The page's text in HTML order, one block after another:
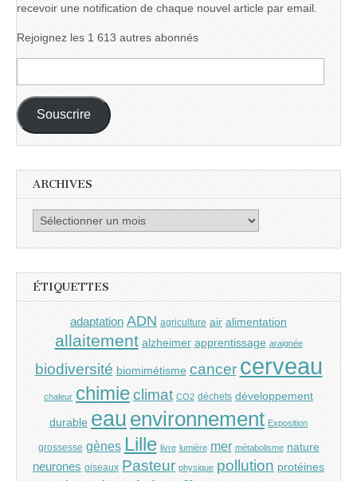
recevoir une notification de chaque nouvel article par email.
Rejoignez les 1 613 autres abonnés
e-
mail :
Souscrire
ARCHIVES
Archives
ÉTIQUETTES
adaptation ADN agriculture air alimentation
allaitement alzheimer apprentissage araignée
biodiversité biomimétisme cancer cerveau
chaleur chimieclimat CO2 déchets développement
durable eau environnement Exposition
grossesse gènes Lille livre lumière mer métabolisme nature
neurones oiseaux Pasteur physique pollution protéines